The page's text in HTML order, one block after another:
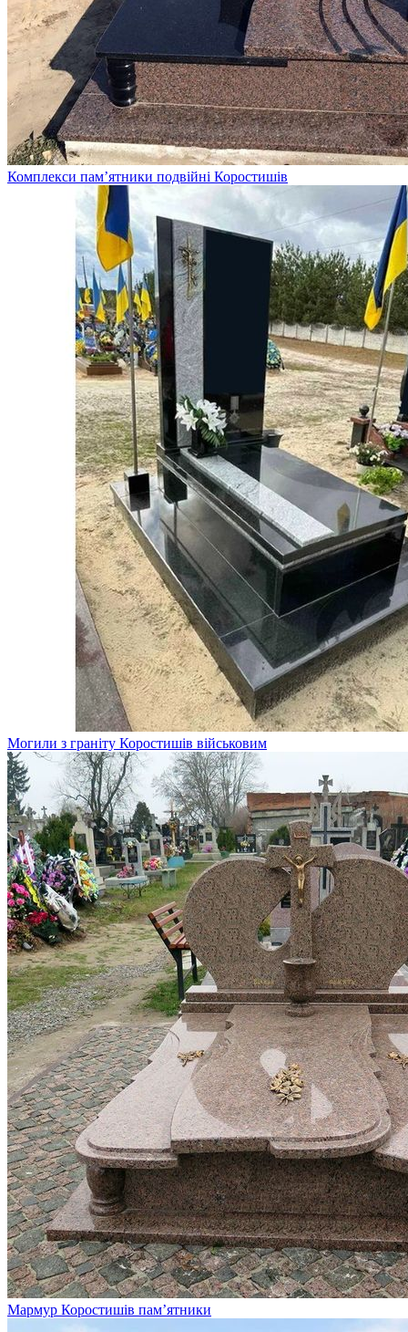
Комплекси пам’ятники подвійні Коростишів
Могили з граніту Коростишів військовим
Мармур Коростишів пам’ятники